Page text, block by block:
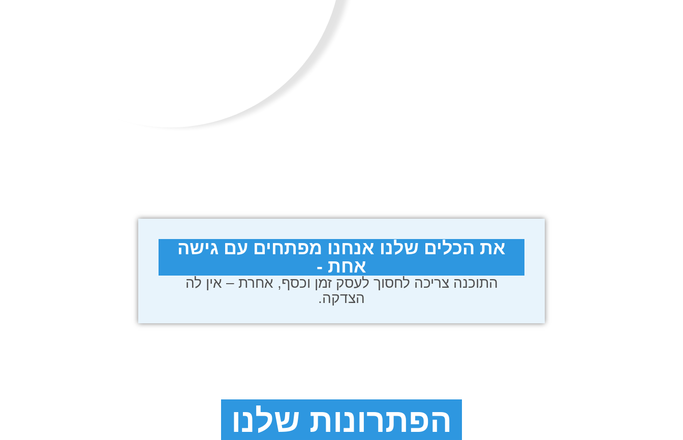
את הכלים שלנו אנחנו מפתחים עם גישה
אחת -
התוכנה צריכה לחסוך לעסק זמן וכסף, אחרת – אין לה
הצדקה.
הפתרונות שלנו